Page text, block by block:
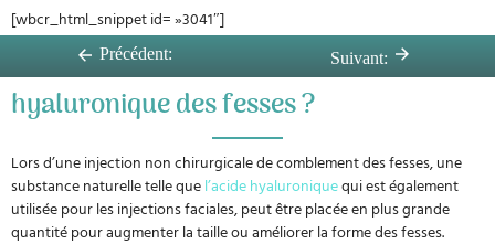
Précédent: Suivant:
[wbcr_html_snippet id= »3041″]
Comment fonctionne l’injection d’acide
hyaluronique des fesses ?
Lors d’une injection non chirurgicale de comblement des fesses, une
substance naturelle telle quel’acide hyaluroniquequi est également
utilisée pour les injections faciales, peut être placée en plus grande
quantité pour augmenter la taille ou améliorer la forme des fesses.